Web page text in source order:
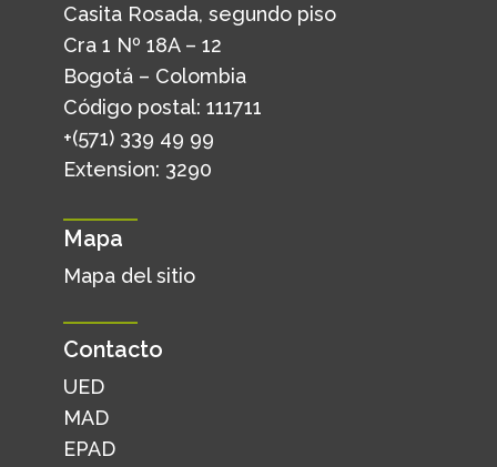
Casita Rosada, segundo piso
Cra 1 Nº 18A – 12
Bogotá – Colombia
Código postal: 111711
+(571) 339 49 99
Extension: 3290
Mapa
Mapa del sitio
Contacto
UED
MAD
EPAD